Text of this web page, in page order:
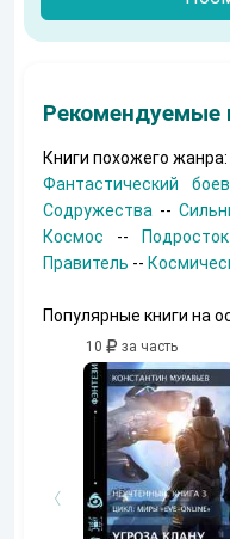
Рекомендуемые
Книги похожего жанра:
Фантастический
Содружества --
Космос -- Подросток
Правитель --
Популярные книги на
10 за часть